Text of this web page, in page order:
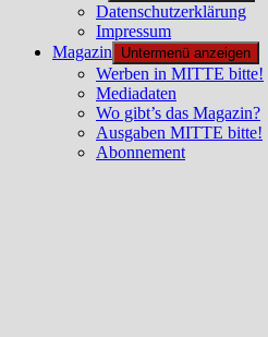
Datenschutzerklärung
Impressum
Magazin
Untermenü anzeigen
Werben in MITTE bitte!
Mediadaten
Wo gibt’s das Magazin?
Ausgaben MITTE bitte!
Abonnement